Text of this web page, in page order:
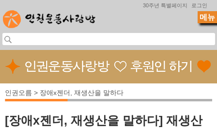
30주년 특별페이지 로그인
인권오름 > 장애x젠더, 재생산을 말하다
[장애x젠더, 재생산을 말하다] 재생산
메뉴